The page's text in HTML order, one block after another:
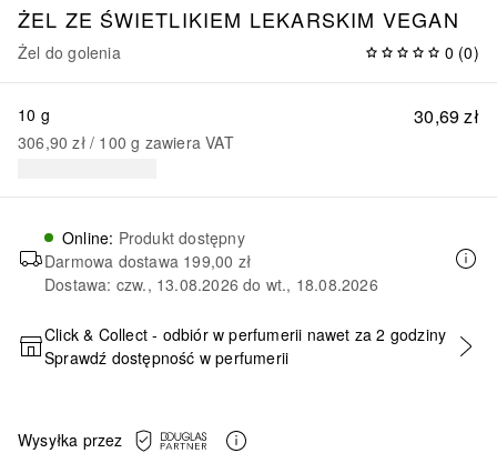
ŻEL ZE ŚWIETLIKIEM LEKARSKIM VEGAN
Żel do golenia 0 (0)
30,69 zł
10 g
306,90 zł / 100 g zawiera VAT
Online: Produkt dostępny
Darmowa dostawa 199,00 zł
Dostawa: czw., 13.08.2026 do wt., 18.08.2026
DODAJ DO KOSZYKA
Click & Collect - odbiór w perfumerii nawet za 2 godziny
Sprawdź dostępność w perfumerii
Wysyłka przez